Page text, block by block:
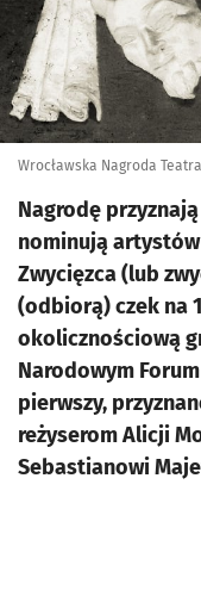
Wrocławska Nagroda
Nagrodę
nominują artystów
Zwycięzca (lub
(odbiorą) czek na
okolicznościową
Narodowym
pierwszy,
reżyserom Alicji
Sebastianowi